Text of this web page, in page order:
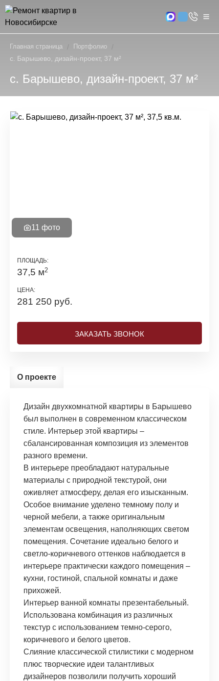
Главная страница / Портфолио /
с. Барышево, дизайн-проект, 37 м²
с. Барышево, дизайн-проект, 37 м²
11 фото
ПЛОЩАДЬ:
37,5 м2
ЦЕНА:
281 250 руб.
ЗАКАЗАТЬ ЗВОНОК
О проекте
Дизайн двухкомнатной квартиры в Барышево
был выполнен в современном классическом
стиле. Интерьер этой квартиры –
сбалансированная композиция из элементов
разного времени.
В интерьере преобладают натуральные
материалы с природной текстурой, они
оживляет атмосферу, делая его изысканным.
Особое внимание уделено темному полу и
черной мебели, а также оригинальным
элементам освещения, наполняющих светом
помещения. Сочетание идеально белого и
светло-коричневого оттенков наблюдается в
интерьере практически каждого помещения –
кухни, гостиной, спальной комнаты и даже
прихожей.
Интерьер ванной комнаты презентабельный.
Использована комбинация из различных
текстур с использованием темно-серого,
коричневого и белого цветов.
Слияние классической стилистики с модерном
плюс творческие идеи талантливых
дизайнеров позволили получить хороший